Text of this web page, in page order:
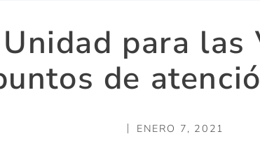
para las
de
ENERO 7, 2021